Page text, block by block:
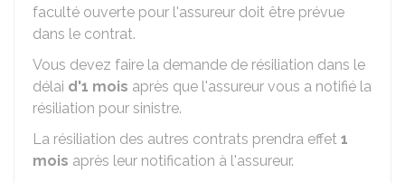
faculté ouverte pour l'assureur doit être prévue
dans le contrat.
Vous devez faire la demande de résiliation dans le
délai d'1 mois après que l'assureur vous a notifié la
résiliation pour sinistre.
La résiliation des autres contrats prendra effet 1
mois après leur notification à l'assureur.